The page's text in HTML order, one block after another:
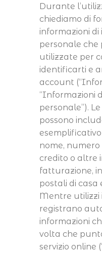
Durante
chiediamo di
informazioni
personale che
utilizzate per
identificarti e
account
“Informazioni
personale”).
possono
nome,
credito o altre
fatturazione,
postali di casa
Mentre utilizzi
registrano
informazioni
volta che
servizio online